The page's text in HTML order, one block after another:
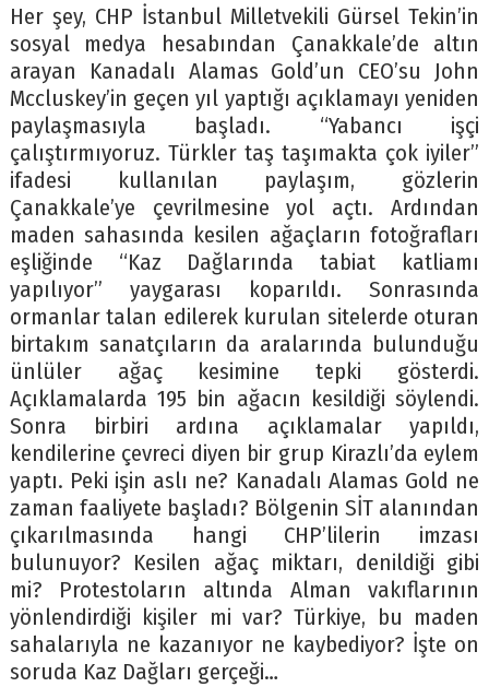
Her şey, CHP İstanbul Milletvekili Gürsel Tekin’in
sosyal medya hesabından Çanakkale’de altın
arayan Kanadalı Alamas Gold’un CEO’su John
Mccluskey’in geçen yıl yaptığı açıklamayı yeniden
paylaşmasıyla başladı. “Yabancı işçi
çalıştırmıyoruz. Türkler taş taşımakta çok iyiler”
ifadesi kullanılan paylaşım, gözlerin
Çanakkale’ye çevrilmesine yol açtı. Ardından
maden sahasında kesilen ağaçların fotoğrafları
eşliğinde “Kaz Dağlarında tabiat katliamı
yapılıyor” yaygarası koparıldı. Sonrasında
ormanlar talan edilerek kurulan sitelerde oturan
birtakım sanatçıların da aralarında bulunduğu
ünlüler ağaç kesimine tepki gösterdi.
Açıklamalarda 195 bin ağacın kesildiği söylendi.
Sonra birbiri ardına açıklamalar yapıldı,
kendilerine çevreci diyen bir grup Kirazlı’da eylem
yaptı. Peki işin aslı ne? Kanadalı Alamas Gold ne
zaman faaliyete başladı? Bölgenin SİT alanından
çıkarılmasında hangi CHP’lilerin imzası
bulunuyor? Kesilen ağaç miktarı, denildiği gibi
mi? Protestoların altında Alman vakıflarının
yönlendirdiği kişiler mi var? Türkiye, bu maden
sahalarıyla ne kazanıyor ne kaybediyor? İşte on
soruda Kaz Dağları gerçeği…